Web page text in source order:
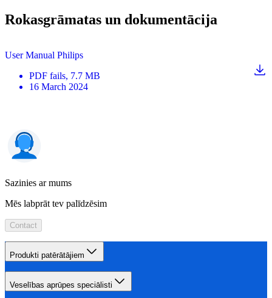
Rokasgrāmatas un dokumentācija
User Manual Philips
PDF fails, 7.7 MB
16 March 2024
Sazinies ar mums
Mēs labprāt tev palīdzēsim
Contact
Produkti patērātājiem
Veselības aprūpes speciālisti